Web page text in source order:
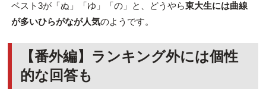
ベスト3が「ぬ」「ゆ」「の」と、どうやら東大生には曲線
が多いひらがなが人気のようです。
【番外編】ランキング外には個性
的な回答も